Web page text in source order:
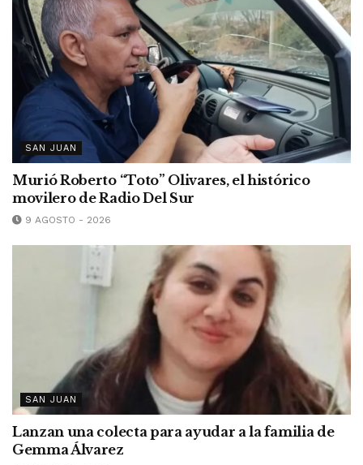
SAN JUAN
Murió Roberto “Toto” Olivares, el histórico
movilero de Radio Del Sur
9 AGOSTO - 2026
SAN JUAN
Lanzan una colecta para ayudar a la familia de
Gemma Álvarez